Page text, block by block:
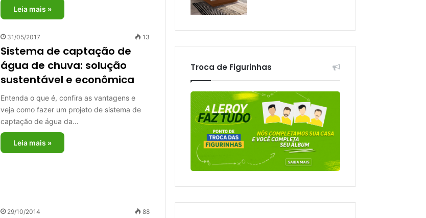
Leia mais »
31/05/2017 13
Sistema de captação de
água de chuva: solução
sustentável e econômica
Entenda o que é, confira as vantagens e
veja como fazer um projeto de sistema de
captação de água da…
Leia mais »
29/10/2014 88
Troca de Figurinhas